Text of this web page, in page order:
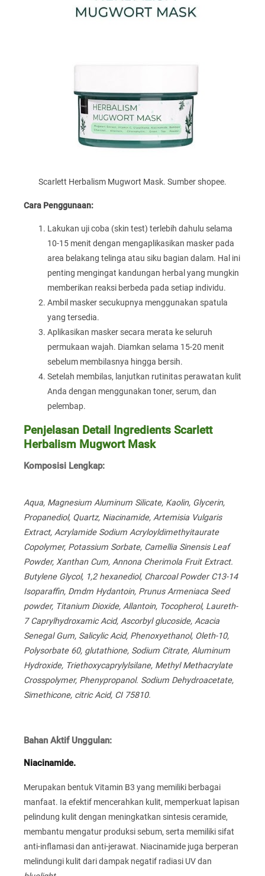
Scarlett Herbalism Mugwort Mask. Sumber shopee.
Cara Penggunaan:
Lakukan uji coba (skin test) terlebih dahulu selama
10-15 menit dengan mengaplikasikan masker pada
area belakang telinga atau siku bagian dalam. Hal ini
penting mengingat kandungan herbal yang mungkin
memberikan reaksi berbeda pada setiap individu.
Ambil masker secukupnya menggunakan spatula
yang tersedia.
Aplikasikan masker secara merata ke seluruh
permukaan wajah. Diamkan selama 15-20 menit
sebelum membilasnya hingga bersih.
Setelah membilas, lanjutkan rutinitas perawatan kulit
Anda dengan menggunakan toner, serum, dan
pelembap.
Penjelasan Detail Ingredients Scarlett
Herbalism Mugwort Mask
Komposisi Lengkap:
Aqua, Magnesium Aluminum Silicate, Kaolin, Glycerin,
Propanediol, Quartz, Niacinamide, Artemisia Vulgaris
Extract, Acrylamide Sodium Acryloyldimethyitaurate
Copolymer, Potassium Sorbate, Camellia Sinensis Leaf
Powder, Xanthan Cum, Annona Cherimola Fruit Extract.
Butylene Glycol, 1,2 hexanediol, Charcoal Powder C13-14
Isoparaffin, Dmdm Hydantoin, Prunus Armeniaca Seed
powder, Titanium Dioxide, Allantoin, Tocopherol, Laureth-
7 Caprylhydroxamic Acid, Ascorbyl glucoside, Acacia
Senegal Gum, Salicylic Acid, Phenoxyethanol, Oleth-10,
Polysorbate 60, glutathione, Sodium Citrate, Aluminum
Hydroxide, Triethoxycaprylylsilane, Methyl Methacrylate
Crosspolymer, Phenypropanol. Sodium Dehydroacetate,
Simethicone, citric Acid, CI 75810.
Bahan Aktif Unggulan:
Niacinamide.
Merupakan bentuk Vitamin B3 yang memiliki berbagai
manfaat. Ia efektif mencerahkan kulit, memperkuat lapisan
pelindung kulit dengan meningkatkan sintesis ceramide,
membantu mengatur produksi sebum, serta memiliki sifat
anti-inflamasi dan anti-jerawat. Niacinamide juga berperan
melindungi kulit dari dampak negatif radiasi UV dan